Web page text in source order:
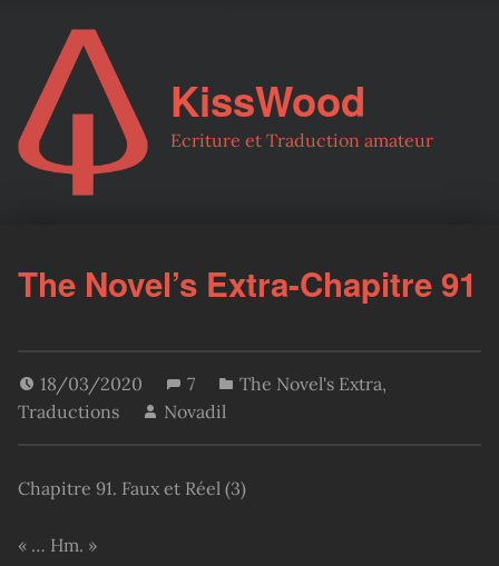
KissWood
Ecriture et Traduction amateur
The Novel’s Extra-Chapitre 91
18/03/2020 7 The Novel's Extra,
Traductions
Novadil
Chapitre 91. Faux et Réel (3)
« … Hm. »